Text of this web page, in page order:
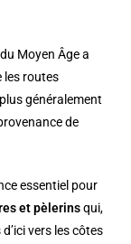
Moyen Âge a
les routes
généralement
de
essentiel pour
et pèlerinsqui,
vers les côtes